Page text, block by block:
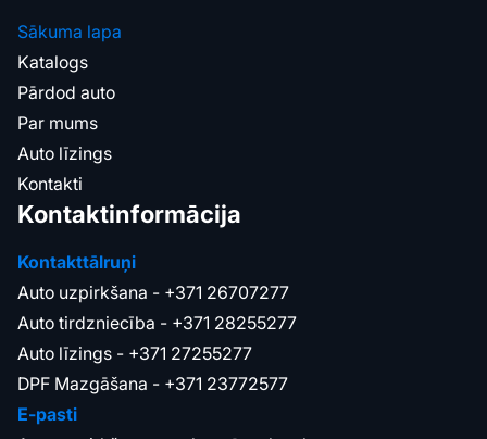
Sākuma lapa
Katalogs
Pārdod auto
Par mums
Auto līzings
Kontakti
Kontaktinformācija
Kontakttālruņi
Auto uzpirkšana - +371 26707277
Auto tirdzniecība - +371 28255277
Auto līzings - +371 27255277
DPF Mazgāšana - +371 23772577
E-pasti